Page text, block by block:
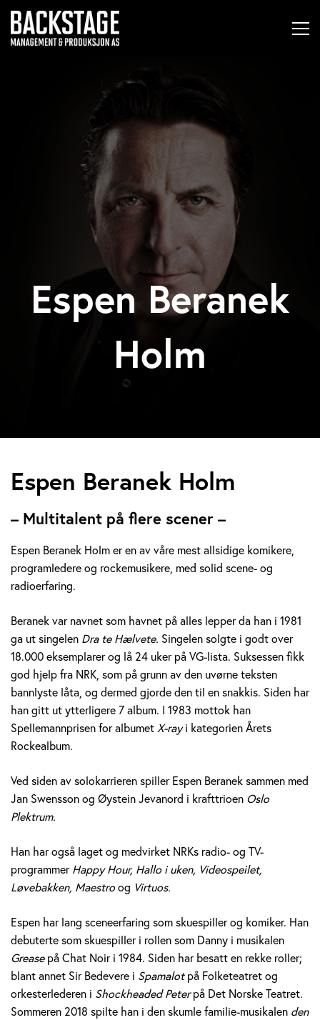
Espen Beranek
Holm
E
p
e
n
B
e
r
a
n
e
k
H
o
l
m
Espen Beranek Holm
– Multitalent på flere scener –
Espen Beranek Holm er en av våre mest allsidige komikere,
programledere og rockemusikere, med solid scene- og
radioerfaring.
Beranek var navnet som havnet på alles lepper da han i 1981
ga ut singelen Dra te Hælvete. Singelen solgte i godt over
18.000 eksemplarer og lå 24 uker på VG-lista. Suksessen fikk
god hjelp fra NRK, som på grunn av den uvørne teksten
bannlyste låta, og dermed gjorde den til en snakkis. Siden har
han gitt ut ytterligere 7 album. I 1983 mottok han
Spellemannprisen for albumetX-rayi kategorien Årets
Rockealbum.
Ved siden av solokarrieren spiller Espen Beranek sammen med
Jan Swensson og Øystein Jevanord i krafttrioen Oslo
Plektrum.
Han har også laget og medvirket NRKs radio- og TV-
programmerHappy Hour, Hallo i uken, Videospeilet,
Løvebakken, Maestroog Virtuos.
Espen har lang sceneerfaring som skuespiller og komiker. Han
debuterte som skuespiller i rollen som Danny i musikalen
Greasepå Chat Noir i 1984. Siden har besatt en rekke roller;
blant annet Sir Bedevere i Spamalotpå Folketeatret og
orkesterlederen i Shockheaded Peterpå Det Norske Teatret.
Sommeren 2018 spilte han i den skumle familie-musikalen den